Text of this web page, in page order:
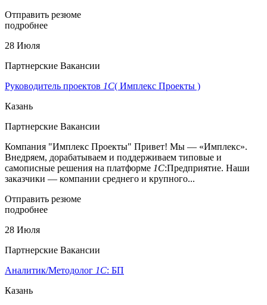
Отправить резюме
подробнее
28 Июля
Партнерские Вакансии
Руководитель проектов 1С( Имплекс Проекты )
Казань
Партнерские Вакансии
Компания "Имплекс Проекты" Привет! Мы — «Имплекс».
Внедряем, дорабатываем и поддерживаем типовые и
самописные решения на платформе 1С:Предприятие. Наши
заказчики — компании среднего и крупного...
Отправить резюме
подробнее
28 Июля
Партнерские Вакансии
Аналитик/Методолог 1С: БП
Казань